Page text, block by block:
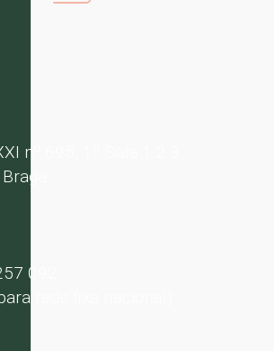
nº 695, 1º Sala 1.2.3
092
rede fixa nacional)